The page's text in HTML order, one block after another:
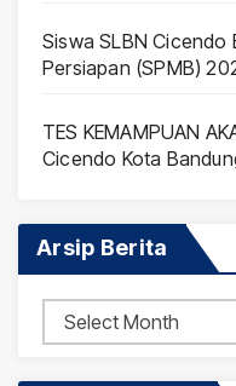
Siswa SLBN Cicendo
Persiapan (SPMB)
TES KEMAMPUAN
Cicendo Kota
Arsip Berita
Arsip
Berita